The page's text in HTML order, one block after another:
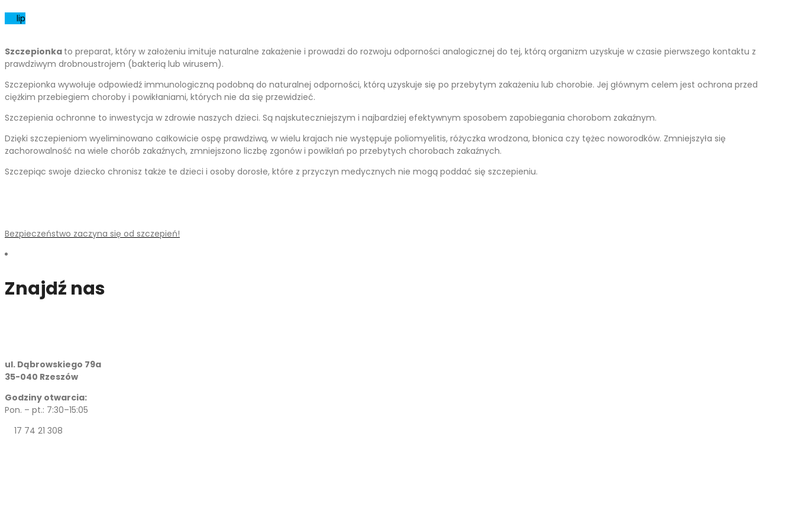
lip
Szczepionka to preparat, który w założeniu imituje naturalne zakażenie i prowadzi do rozwoju odporności analogicznej do tej, którą organizm uzyskuje w czasie pierwszego kontaktu z
prawdziwym drobnoustrojem (bakterią lub wirusem).
Szczepionka wywołuje odpowiedź immunologiczną podobną do naturalnej odporności, którą uzyskuje się po przebytym zakażeniu lub chorobie. Jej głównym celem jest ochrona przed
ciężkim przebiegiem choroby i powikłaniami, których nie da się przewidzieć.
Szczepienia ochronne to inwestycja w zdrowie naszych dzieci. Są najskuteczniejszym i najbardziej efektywnym sposobem zapobiegania chorobom zakaźnym.
Dzięki szczepieniom wyeliminowano całkowicie ospę prawdziwą, w wielu krajach nie występuje poliomyelitis, różyczka wrodzona, błonica czy tężec noworodków. Zmniejszyła się
zachorowalność na wiele chorób zakaźnych, zmniejszono liczbę zgonów i powikłań po przebytych chorobach zakaźnych.
Szczepiąc swoje dziecko chronisz także te dzieci i osoby dorosłe, które z przyczyn medycznych nie mogą poddać się szczepieniu.
Bezpieczeństwo zaczyna się od szczepień!
Znajdź nas
ul. Dąbrowskiego 79a
35-040 Rzeszów
Godziny otwarcia:
Pon. – pt.: 7:30–15:05
17 74 21 308